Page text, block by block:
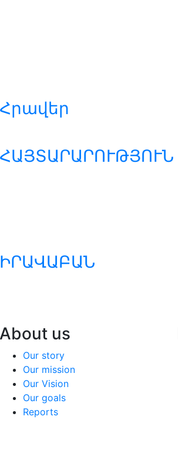
Հրավեր
ՀԱՅՏԱՐԱՐՈՒԹՅՈՒՆ
ԻՐԱՎԱԲԱՆ
About us
Our story
Our mission
Our Vision
Our goals
Reports